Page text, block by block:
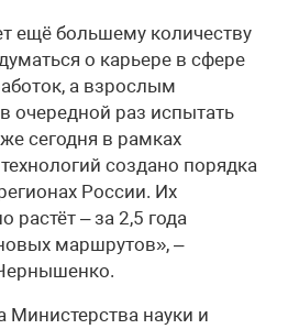
ещё большему количеству
о карьере в сфере
а взрослым
очередной раз испытать
сегодня в рамках
создано порядка
России. Их
растёт – за 2,5 года
маршрутов», –
Министерства науки и